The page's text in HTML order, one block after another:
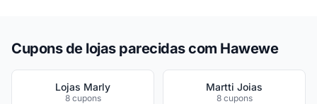
Cupons de lojas parecidas com Hawewe
Lojas Marly
8 cupons
Martti Joias
8 cupons